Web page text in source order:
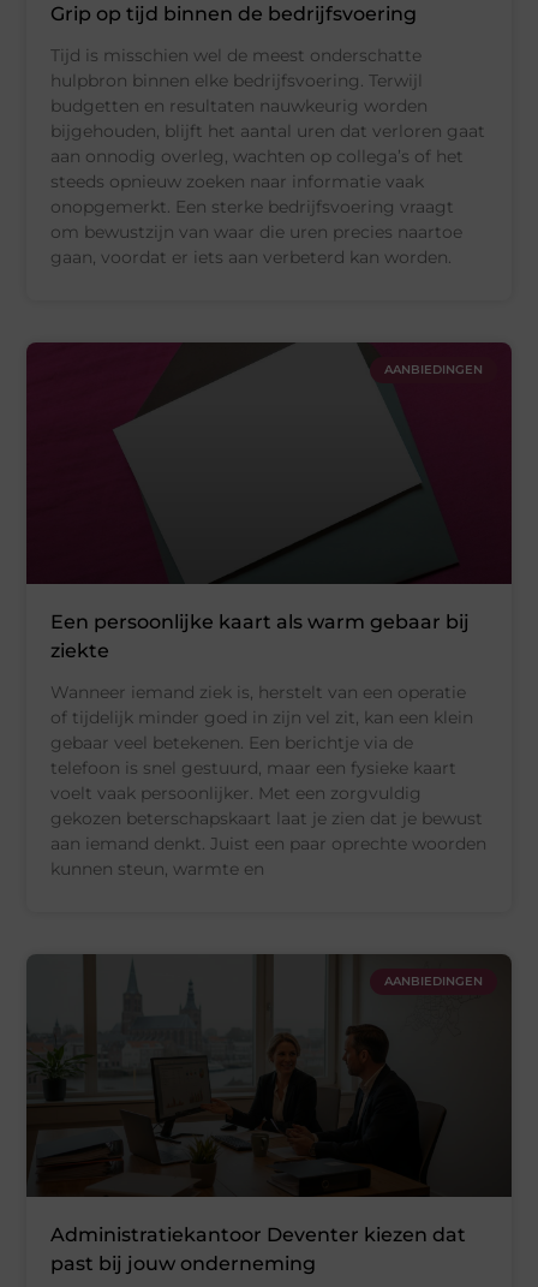
Grip op tijd binnen de bedrijfsvoering
Tijd is misschien wel de meest onderschatte
hulpbron binnen elke bedrijfsvoering. Terwijl
budgetten en resultaten nauwkeurig worden
bijgehouden, blijft het aantal uren dat verloren gaat
aan onnodig overleg, wachten op collega’s of het
steeds opnieuw zoeken naar informatie vaak
onopgemerkt. Een sterke bedrijfsvoering vraagt
om bewustzijn van waar die uren precies naartoe
gaan, voordat er iets aan verbeterd kan worden.
AANBIEDINGEN
Een persoonlijke kaart als warm gebaar bij
ziekte
Wanneer iemand ziek is, herstelt van een operatie
of tijdelijk minder goed in zijn vel zit, kan een klein
gebaar veel betekenen. Een berichtje via de
telefoon is snel gestuurd, maar een fysieke kaart
voelt vaak persoonlijker. Met een zorgvuldig
gekozen beterschapskaart laat je zien dat je bewust
aan iemand denkt. Juist een paar oprechte woorden
kunnen steun, warmte en
AANBIEDINGEN
Administratiekantoor Deventer kiezen dat
past bij jouw onderneming